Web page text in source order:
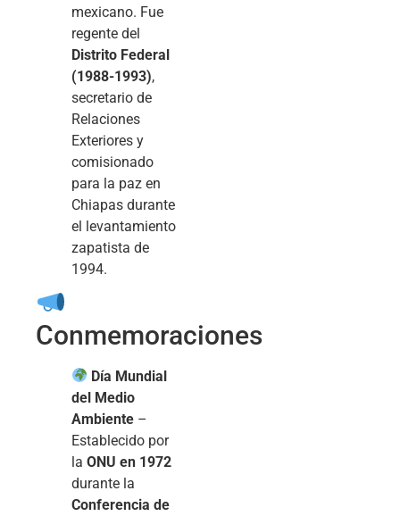
mexicano. Fue
regente del
Distrito Federal
(1988-1993),
secretario de
Relaciones
Exteriores y
comisionado
para la paz en
Chiapas durante
el levantamiento
zapatista de
1994.
Conmemoraciones
Día Mundial
del Medio
Ambiente –
Establecido por
la ONU en 1972
durante la
Conferencia de